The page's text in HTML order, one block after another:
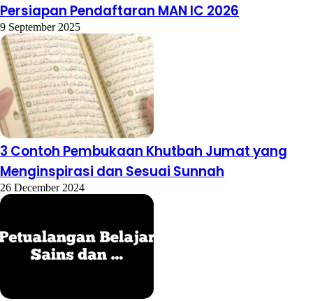
Persiapan Pendaftaran MAN IC 2026
9 September 2025
3 Contoh Pembukaan Khutbah Jumat yang
Menginspirasi dan Sesuai Sunnah
26 December 2024